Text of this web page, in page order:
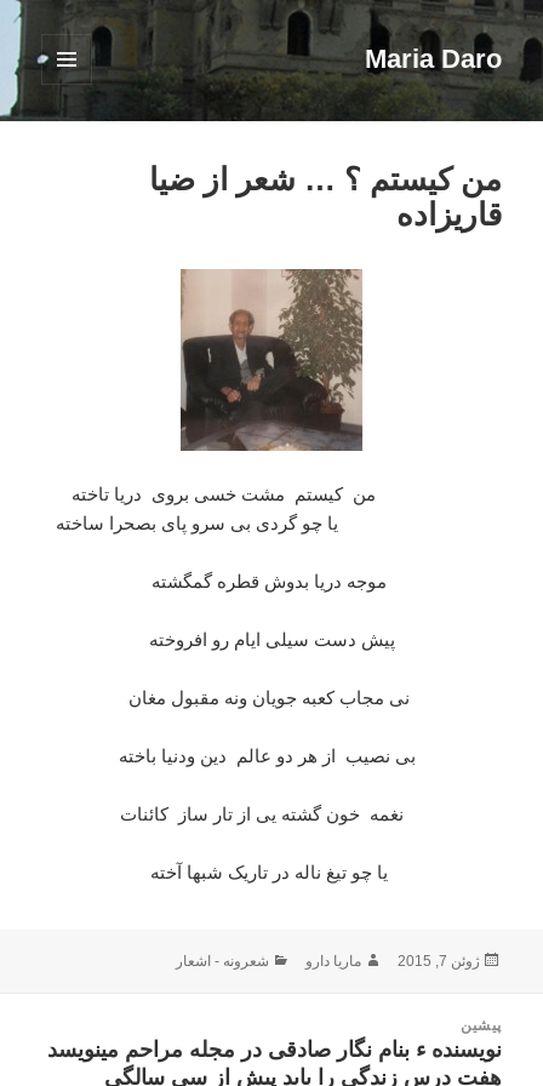
Maria Daro
فهرست
ابزارک‌ها
من کیستم ؟ … شعر از ضیا
قاریزاده
من کیستم مشت خسی بروی دریا تاخته
یا چو گردی بی سرو پای بصحرا ساخته
موجه دریا بدوش قطره گمگشته
پیش دست سیلی ایام رو افروخته
نی مجاب کعبه جویان ونه مقبول مغان
بی نصیب از هر دو عالم دین ودنیا باخته
نغمه خون گشته یی از تار ساز کائنات
یا چو تیغ ناله در تاریک شبها آخته
ارسال
ژوئن 7, 2015 نویسنده
ماریا دارو دسته‌ها
شعرونه - اشعار
نوشتهپیشین
نوشته
قبلی:
نویسنده ء بنام نگار صادقی در مجله مراحم مینویسد
هفت درس زندگی را باید پیش از سی سالگی